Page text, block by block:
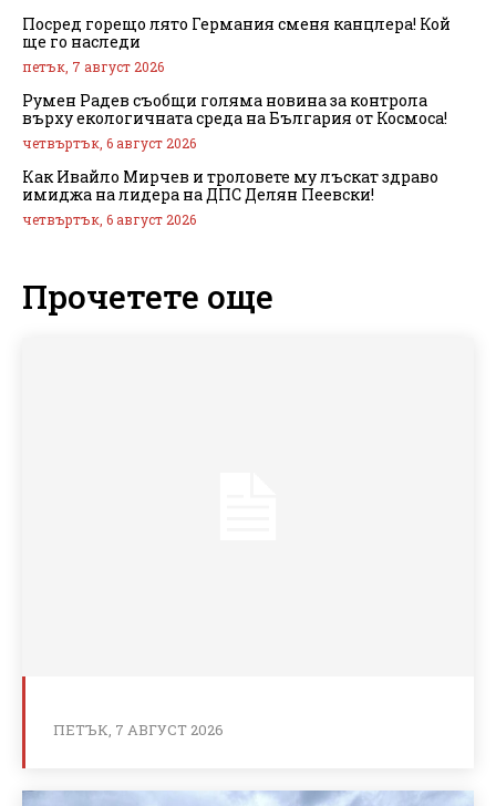
Посред горещо лято Германия сменя канцлера! Кой
ще го наследи
петък, 7 август 2026
Румен Радев съобщи голяма новина за контрола
върху екологичната среда на България от Космоса!
четвъртък, 6 август 2026
Как Ивайло Мирчев и троловете му лъскат здраво
имиджа на лидера на ДПС Делян Пеевски!
четвъртък, 6 август 2026
Прочетете още
ПЕТЪК, 7 АВГУСТ 2026